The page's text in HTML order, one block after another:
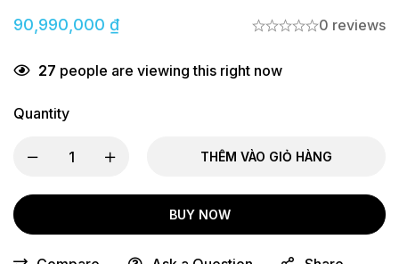
90,990,000 ₫ 0 reviews
27 people are viewing this right now
Quantity
THÊM VÀO GIỎ HÀNG
BUY NOW